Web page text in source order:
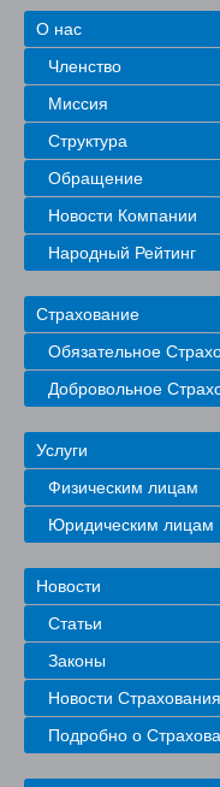
О нас
Членство
Миссия
Структура
Обращение
Новости Компании
Народный Рейтинг
Страхование
Обязательное
Добровольное
Услуги
Физическим лицам
Юридическим лицам
Новости
Статьи
Законы
Новости Страхования
Подробно о